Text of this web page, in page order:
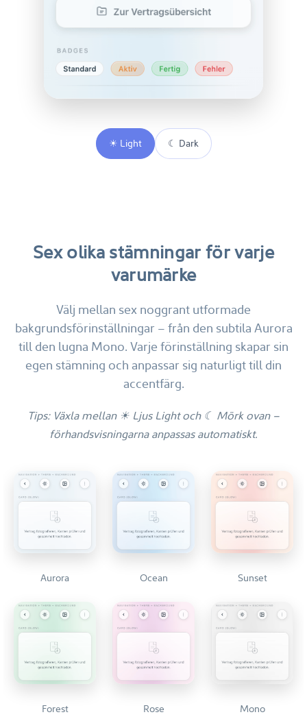
☀ Light ☾ Dark
Sex olika stämningar för varje
varumärke
Välj mellan sex noggrant utformade
bakgrundsförinställningar – från den subtila Aurora
till den lugna Mono. Varje förinställning skapar sin
egen stämning och anpassar sig naturligt till din
accentfärg.
Tips: Växla mellan ☀ Ljus Light och ☾ Mörk ovan –
förhandsvisningarna anpassas automatiskt.
Aurora Ocean Sunset
Forest Rose Mono